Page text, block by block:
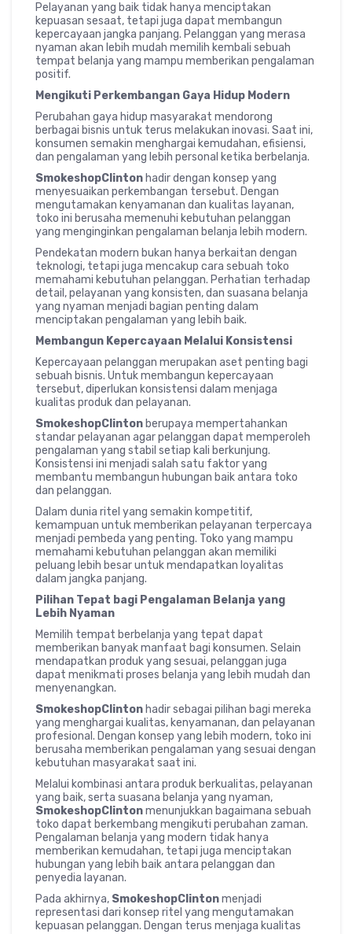
Pelayanan yang baik tidak hanya menciptakan
kepuasan sesaat, tetapi juga dapat membangun
kepercayaan jangka panjang. Pelanggan yang merasa
nyaman akan lebih mudah memilih kembali sebuah
tempat belanja yang mampu memberikan pengalaman
positif.
Mengikuti Perkembangan Gaya Hidup Modern
Perubahan gaya hidup masyarakat mendorong
berbagai bisnis untuk terus melakukan inovasi. Saat ini,
konsumen semakin menghargai kemudahan, efisiensi,
dan pengalaman yang lebih personal ketika berbelanja.
SmokeshopClinton hadir dengan konsep yang
menyesuaikan perkembangan tersebut. Dengan
mengutamakan kenyamanan dan kualitas layanan,
toko ini berusaha memenuhi kebutuhan pelanggan
yang menginginkan pengalaman belanja lebih modern.
Pendekatan modern bukan hanya berkaitan dengan
teknologi, tetapi juga mencakup cara sebuah toko
memahami kebutuhan pelanggan. Perhatian terhadap
detail, pelayanan yang konsisten, dan suasana belanja
yang nyaman menjadi bagian penting dalam
menciptakan pengalaman yang lebih baik.
Membangun Kepercayaan Melalui Konsistensi
Kepercayaan pelanggan merupakan aset penting bagi
sebuah bisnis. Untuk membangun kepercayaan
tersebut, diperlukan konsistensi dalam menjaga
kualitas produk dan pelayanan.
SmokeshopClinton berupaya mempertahankan
standar pelayanan agar pelanggan dapat memperoleh
pengalaman yang stabil setiap kali berkunjung.
Konsistensi ini menjadi salah satu faktor yang
membantu membangun hubungan baik antara toko
dan pelanggan.
Dalam dunia ritel yang semakin kompetitif,
kemampuan untuk memberikan pelayanan terpercaya
menjadi pembeda yang penting. Toko yang mampu
memahami kebutuhan pelanggan akan memiliki
peluang lebih besar untuk mendapatkan loyalitas
dalam jangka panjang.
Pilihan Tepat bagi Pengalaman Belanja yang
Lebih Nyaman
Memilih tempat berbelanja yang tepat dapat
memberikan banyak manfaat bagi konsumen. Selain
mendapatkan produk yang sesuai, pelanggan juga
dapat menikmati proses belanja yang lebih mudah dan
menyenangkan.
SmokeshopClinton hadir sebagai pilihan bagi mereka
yang menghargai kualitas, kenyamanan, dan pelayanan
profesional. Dengan konsep yang lebih modern, toko ini
berusaha memberikan pengalaman yang sesuai dengan
kebutuhan masyarakat saat ini.
Melalui kombinasi antara produk berkualitas, pelayanan
yang baik, serta suasana belanja yang nyaman,
SmokeshopClintonmenunjukkan bagaimana sebuah
toko dapat berkembang mengikuti perubahan zaman.
Pengalaman belanja yang modern tidak hanya
memberikan kemudahan, tetapi juga menciptakan
hubungan yang lebih baik antara pelanggan dan
penyedia layanan.
Pada akhirnya, SmokeshopClintonmenjadi
representasi dari konsep ritel yang mengutamakan
kepuasan pelanggan. Dengan terus menjaga kualitas